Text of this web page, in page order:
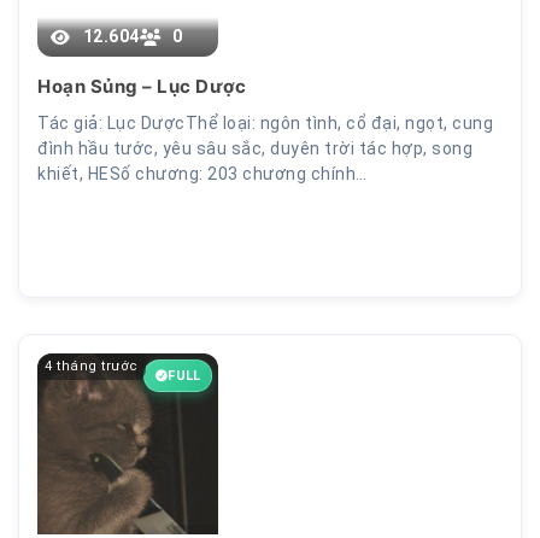
12.604 0
Hoạn Sủng – Lục Dược
Tác giả: Lục DượcThể loại: ngôn tình, cổ đại, ngọt, cung
đình hầu tước, yêu sâu sắc, duyên trời tác hợp, song
khiết, HESố chương: 203 chương chính…
4 tháng trước
FULL